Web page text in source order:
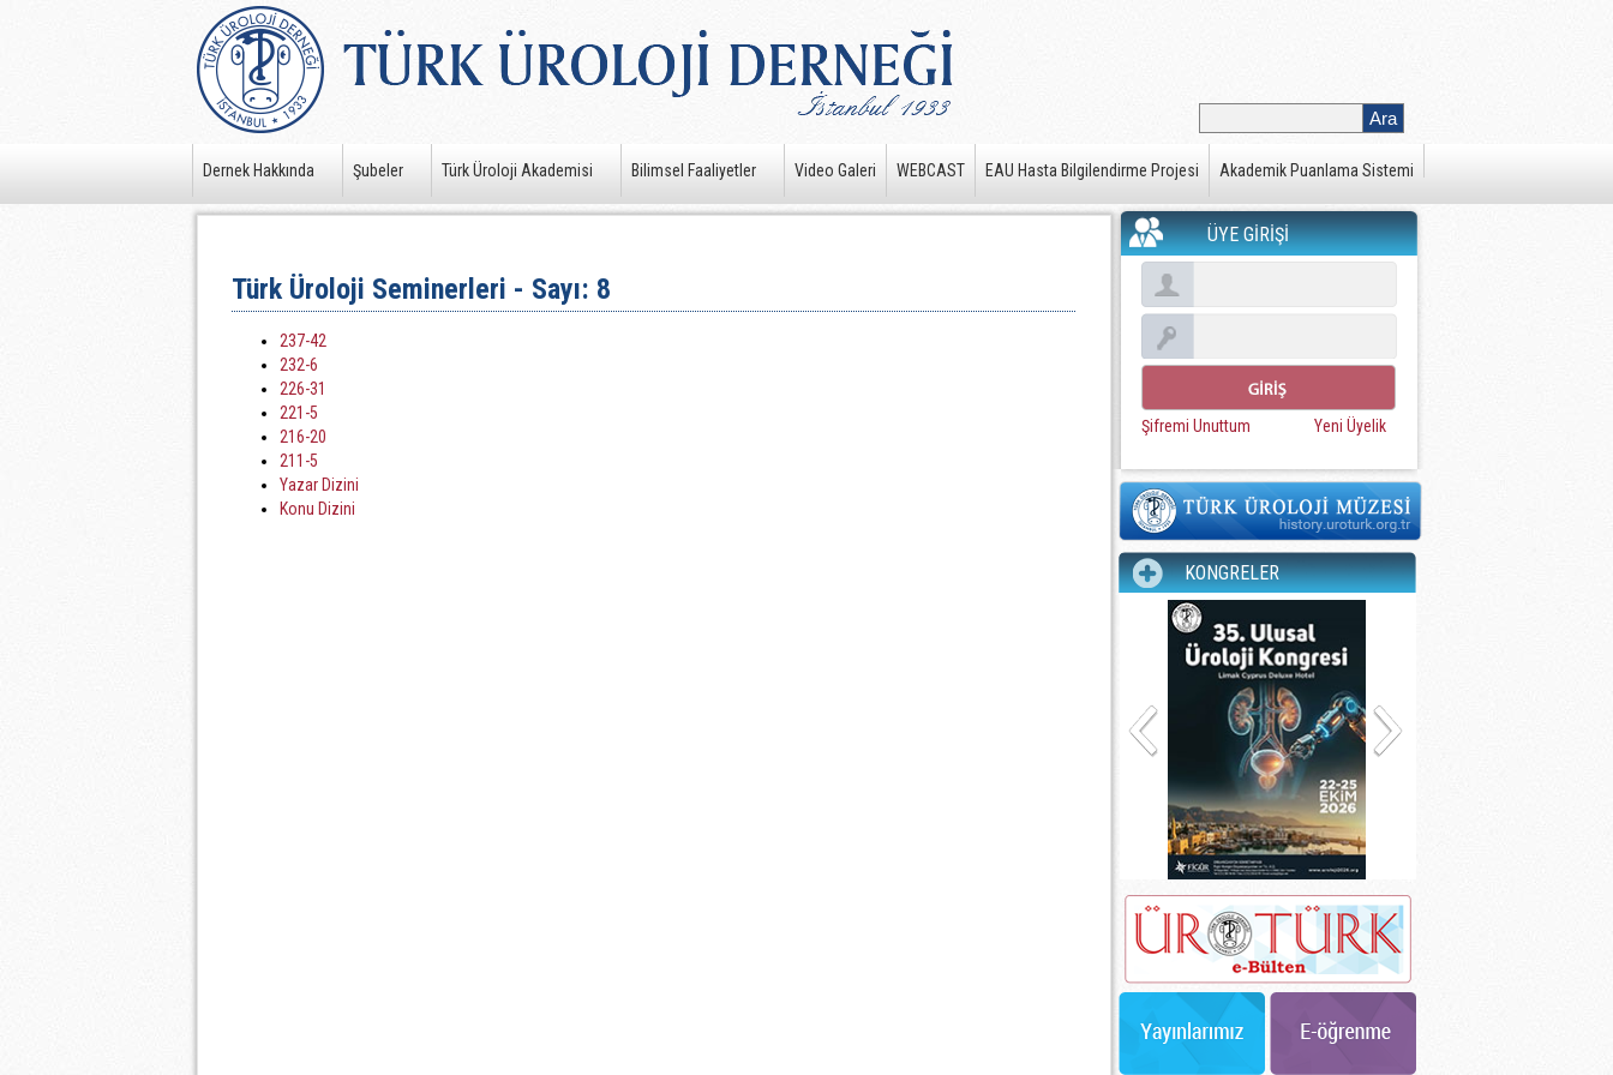
Dernek Hakkında Şubeler Türk Üroloji Akademisi Bilimsel Faaliyetler Video Galeri WEBCAST EAU Hasta Bilgilendirme Projesi Akademik Puanlama Sistemi
Türk Üroloji Seminerleri - Sayı: 8
237-42
232-6
226-31
221-5
216-20
211-5
Yazar Dizini
Konu Dizini
ÜYE GİRİŞİ
Şifremi Unuttum Yeni Üyelik
KONGRELER